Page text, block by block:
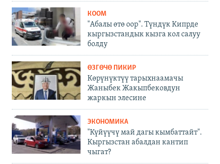
КООМ
"Абалы өтө оор". Түндүк Кипрде
кыргызстандык кызга кол салуу
болду
ӨЗГӨЧӨ ПИКИР
Көрүнүктүү тарыхнаамачы
Жаныбек Жакыпбековдун
жаркын элесине
ЭКОНОМИКА
"Күйүүчү май дагы кымбаттайт".
Кыргызстан абалдан кантип
чыгат?